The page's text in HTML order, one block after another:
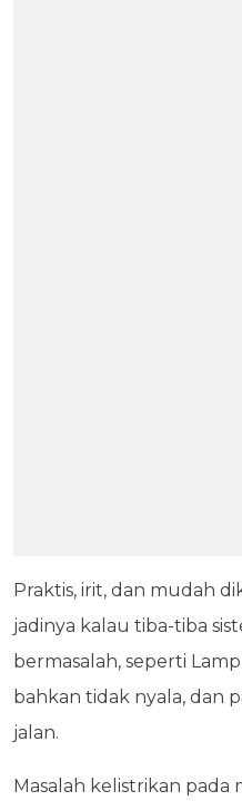
Praktis, irit, dan mudah
jadinya kalau tiba-tiba
bermasalah, seperti
bahkan tidak nyala, dan
jalan.
Masalah kelistrikan